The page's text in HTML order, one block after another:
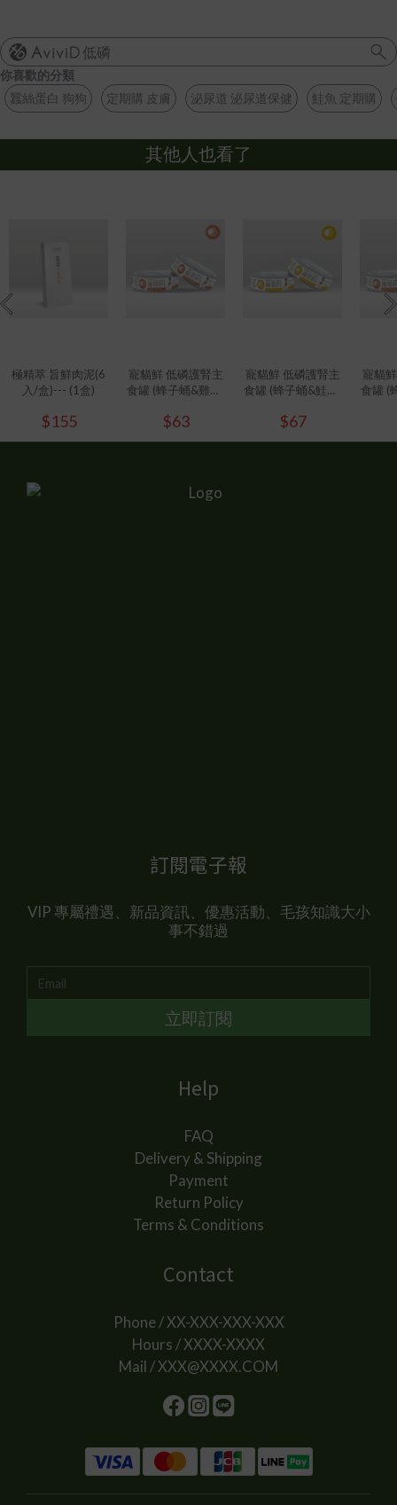
低磷
你喜歡的分類
蠶絲蛋白 狗狗
定期購 皮膚 泌尿道 泌尿道保健 鮭魚 定期購
其他人也看了
極精萃 旨鮮肉泥(6
入/盒)--- (1盒)
$155
寵貓鮮 低磷護腎主
食罐 (蜂子蛹&雞肉)
$63
寵貓鮮 低磷護腎主
食罐 (蜂子蛹&鮭魚)
$67
寵貓
食罐 (
訂閱電子報
VIP 專屬禮遇、新品資訊、優惠活動、毛孩知識大小
事不錯過
立即訂閱
Help
FAQ
Delivery & Shipping
Payment
Return Policy
Terms & Conditions
Contact
Phone / XX-XXX-XXX-XXX
Hours / XXXX-XXXX
Mail / XXX@XXXX.COM